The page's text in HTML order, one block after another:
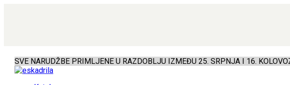
SVE NARUDŽBE PRIMLJENE U RAZDOBLJU IZMEĐU 25. SRPNJA I 16.